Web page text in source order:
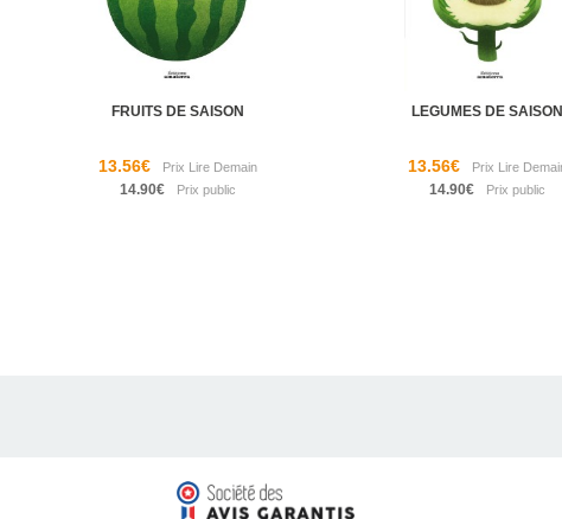
FRUITS DE SAISON
13.56€
14.90€
LEGUMES DE SAISON
13.56€
14.90€